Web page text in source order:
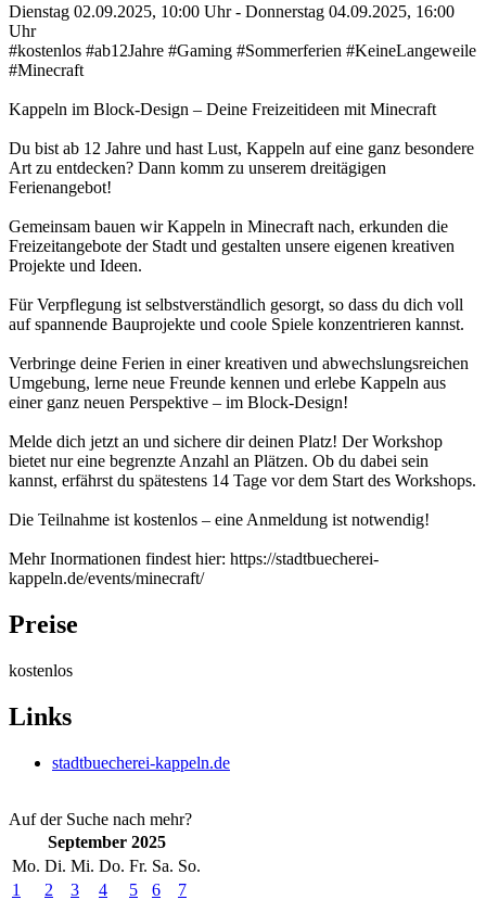
Dienstag 02.09.2025, 10:00 Uhr - Donnerstag 04.09.2025, 16:00
Uhr
#kostenlos #ab12Jahre #Gaming #Sommerferien #KeineLangeweile
#Minecraft
Kappeln im Block-Design – Deine Freizeitideen mit Minecraft
Du bist ab 12 Jahre und hast Lust, Kappeln auf eine ganz besondere
Art zu entdecken? Dann komm zu unserem dreitägigen
Ferienangebot!
Gemeinsam bauen wir Kappeln in Minecraft nach, erkunden die
Freizeitangebote der Stadt und gestalten unsere eigenen kreativen
Projekte und Ideen.
Für Verpflegung ist selbstverständlich gesorgt, so dass du dich voll
auf spannende Bauprojekte und coole Spiele konzentrieren kannst.
Verbringe deine Ferien in einer kreativen und abwechslungsreichen
Umgebung, lerne neue Freunde kennen und erlebe Kappeln aus
einer ganz neuen Perspektive – im Block-Design!
Melde dich jetzt an und sichere dir deinen Platz! Der Workshop
bietet nur eine begrenzte Anzahl an Plätzen. Ob du dabei sein
kannst, erfährst du spätestens 14 Tage vor dem Start des Workshops.
Die Teilnahme ist kostenlos – eine Anmeldung ist notwendig!
Mehr Inormationen findest hier: https://stadtbuecherei-
kappeln.de/events/minecraft/
Preise
kostenlos
Links
stadtbuecherei-kappeln.de
Auf der Suche nach mehr?
September 2025
Mo. Di. Mi. Do. Fr. Sa. So.
1
2 3 4 5 6
7